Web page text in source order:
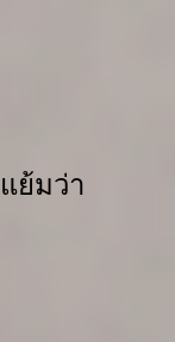
ย้มว่า